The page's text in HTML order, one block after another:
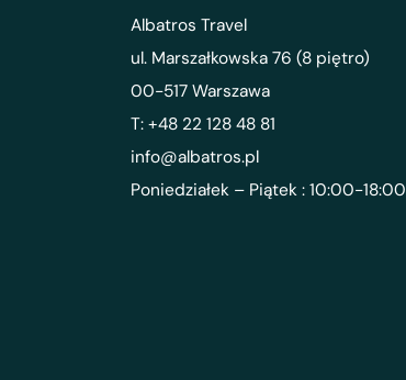
Albatros Travel
ul. Marszałkowska 76 (8 piętro)
00-517 Warszawa
T: +48 22 128 48 81
info@albatros.pl
Poniedziałek – Piątek : 10:00-18:00